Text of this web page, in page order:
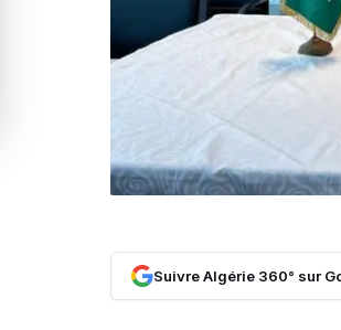
Suivre Algérie 360° sur